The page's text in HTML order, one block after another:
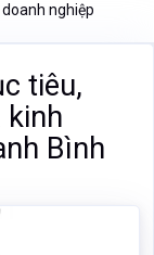
nghiệp
tiêu,
kinh
Bình